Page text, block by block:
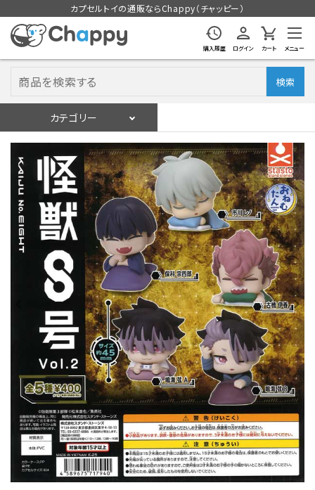
カプセルトイの通販ならChappy（チャッピー）
購入履歴 ログイン カート メニュー
検索
カテゴリー
会員登録
入荷スケジュールをチェック
カプセルトイマシン本体
カプセルトイ
販促用空カプセル
レンタル
景品・玩具・文具
販促用カプセルトイ